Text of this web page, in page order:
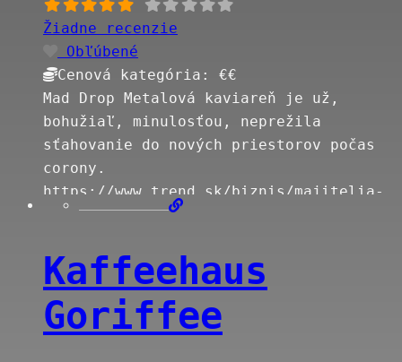
Žiadne recenzie
Obľúbené
Cenová kategória: €€
Mad Drop Metalová kaviareň je už,
bohužiaľ, minulosťou, neprežila
sťahovanie do nových priestorov počas
corony.
https://www.trend.sk/biznis/majitelia-
kaviarne-mad-drop-krach-nevinime-
Kaffeehaus
Goriffee